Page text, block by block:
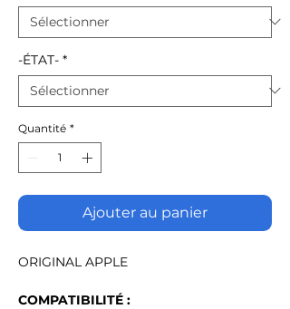
-ÉTAT- *
Quantité *
Ajouter au panier
ORIGINAL APPLE
COMPATIBILITÉ :